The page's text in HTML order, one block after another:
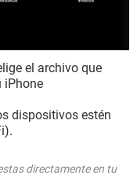
el archivo que
iPhone
dispositivos estén
directamente en tu